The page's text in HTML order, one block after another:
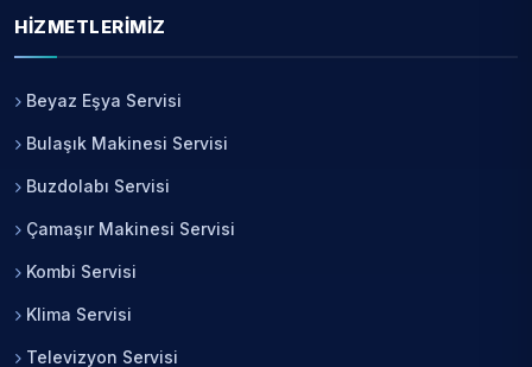
HIZMETLERIMIZ
Beyaz Eşya Servisi
Bulaşık Makinesi Servisi
Buzdolabı Servisi
Çamaşır Makinesi Servisi
Kombi Servisi
Klima Servisi
Televizyon Servisi